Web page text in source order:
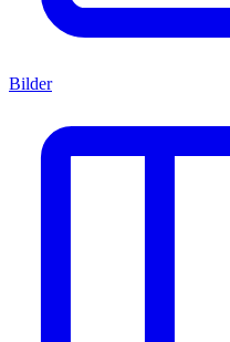
Bilder